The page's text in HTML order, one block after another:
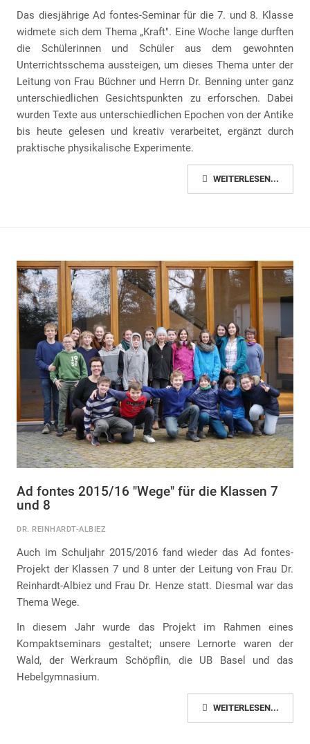
Das diesjährige Ad fontes-Seminar für die 7. und 8. Klasse
widmete sich dem Thema „Kraft". Eine Woche lange durften
die Schülerinnen und Schüler aus dem gewohnten
Unterrichtsschema aussteigen, um dieses Thema unter der
Leitung von Frau Büchner und Herrn Dr. Benning unter ganz
unterschiedlichen Gesichtspunkten zu erforschen. Dabei
wurden Texte aus unterschiedlichen Epochen von der Antike
bis heute gelesen und kreativ verarbeitet, ergänzt durch
praktische physikalische Experimente.
WEITERLESEN...
Ad fontes 2015/16 "Wege" für die Klassen 7
und 8
DR. REINHARDT-ALBIEZ
Auch im Schuljahr 2015/2016 fand wieder das Ad fontes-
Projekt der Klassen 7 und 8 unter der Leitung von Frau Dr.
Reinhardt-Albiez und Frau Dr. Henze statt. Diesmal war das
Thema Wege.
In diesem Jahr wurde das Projekt im Rahmen eines
Kompaktseminars gestaltet; unsere Lernorte waren der
Wald, der Werkraum Schöpflin, die UB Basel und das
Hebelgymnasium.
WEITERLESEN...